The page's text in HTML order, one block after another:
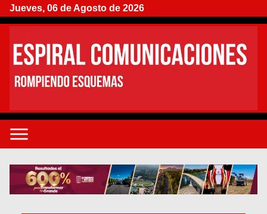
Jueves, 06 de Agosto de 2026